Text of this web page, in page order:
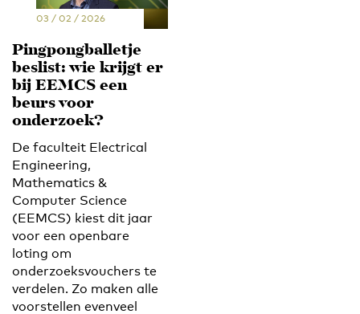
03 / 02 / 2026
Pingpongballetje
beslist: wie krijgt er
bij EEMCS een
beurs voor
onderzoek?
De faculteit Electrical
Engineering,
Mathematics &
Computer Science
(EEMCS) kiest dit jaar
voor een openbare
loting om
onderzoeksvouchers te
verdelen. Zo maken alle
voorstellen evenveel